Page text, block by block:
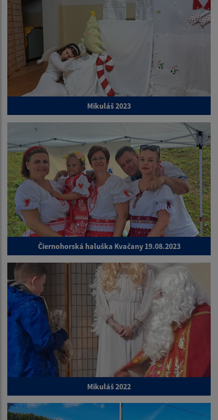
Mikuláš 2023
Čiernohorská haluška Kvačany 19.08.2023
Mikuláš 2022